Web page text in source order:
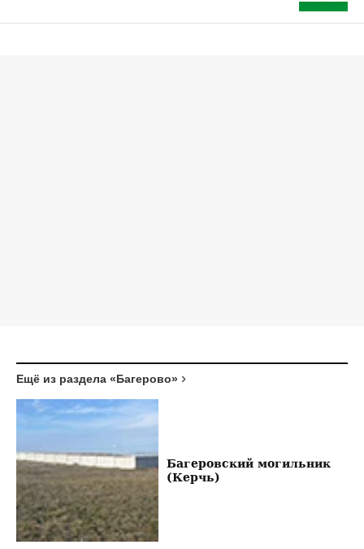
Ещё из раздела «Багерово»
Багеровский могильник
(Керчь)